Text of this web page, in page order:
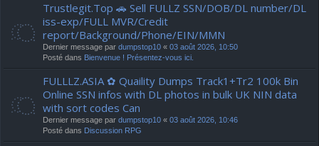
Trustlegit.Top 🚗 Sell FULLZ SSN/DOB/DL number/DL
iss-exp/FULL MVR/Credit
report/Background/Phone/EIN/MMN
Dernier message par dumpstop10 « 03 août 2026, 10:50
Posté dans Bienvenue ! Présentez-vous ici.
FULLLZ.ASIA ✿ Quaility Dumps Track1+Tr2 100k Bin
Online SSN infos with DL photos in bulk UK NIN data
with sort codes Can
Dernier message par dumpstop10 « 03 août 2026, 10:46
Posté dans Discussion RPG